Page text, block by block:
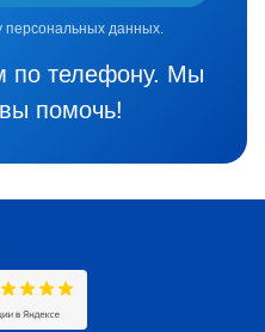
персональных данных.
по телефону. Мы
помочь!